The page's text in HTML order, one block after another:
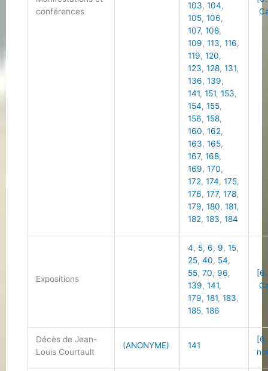
conférences
103,104,
105,106,
107,108,
109,113,116,
119,120,
123,128,131,
136,139,
141,151,153,
154,155,
156,158,
160,162,
163,165,
167,168,
169,170,
172,174,175,
176,177,178,
179,180,181,
182,183,184
Expositions
4, 5,6, 9,15,
25,40, 54,
55,70, 96,
139,141,
179,181,183,
185,186
Décès de Jean-
Louis Courtault
(ANONYME) 141